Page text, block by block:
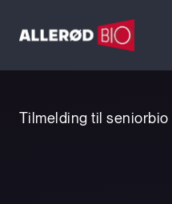
Tilmelding til seniorbio